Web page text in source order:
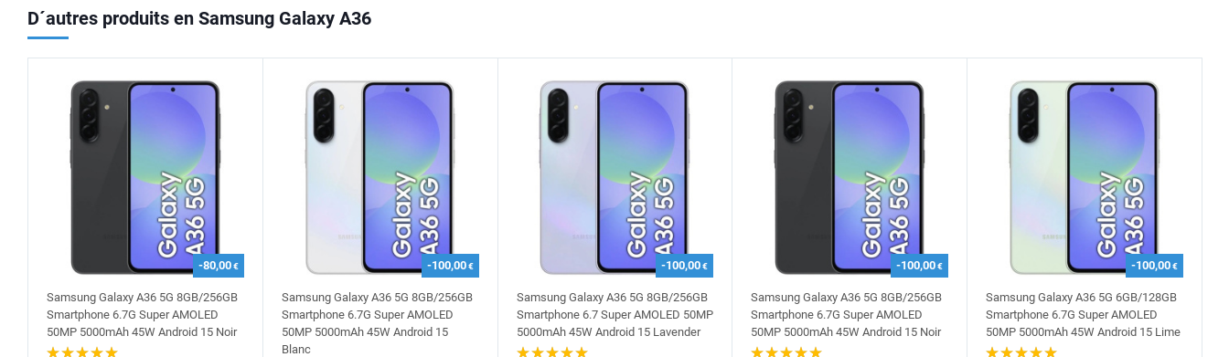
D´autres produits en Samsung Galaxy A36
-80,00€
Samsung Galaxy A36 5G 8GB/256GB
Smartphone 6.7G Super AMOLED
50MP 5000mAh 45W Android 15 Noir
-100,00€
Samsung Galaxy A36 5G 8GB/256GB
Smartphone 6.7G Super AMOLED
50MP 5000mAh 45W Android 15
Blanc
-100,00€
Samsung Galaxy A36 5G 8GB/256GB
Smartphone 6.7 Super AMOLED 50MP
5000mAh 45W Android 15 Lavender
-100,00€
Samsung Galaxy A36 5G 8GB/256GB
Smartphone 6.7G Super AMOLED
50MP 5000mAh 45W Android 15 Noir
-100,00€
Samsung Galaxy A36 5G 6GB/128GB
Smartphone 6.7G Super AMOLED
50MP 5000mAh 45W Android 15 Lime